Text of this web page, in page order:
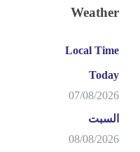
Weather
Local Time
Today
07/08/2026
السبت
08/08/2026